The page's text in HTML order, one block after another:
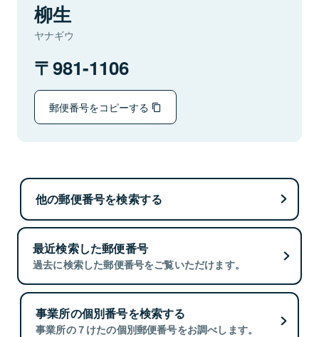
柳生
ヤナギウ
981-1106
郵便番号をコピーする
他の郵便番号を検索する
最近検索した郵便番号
過去に検索した郵便番号をご覧いただけます。
事業所の個別番号を検索する
事業所の７けたの個別郵便番号をお調べします。